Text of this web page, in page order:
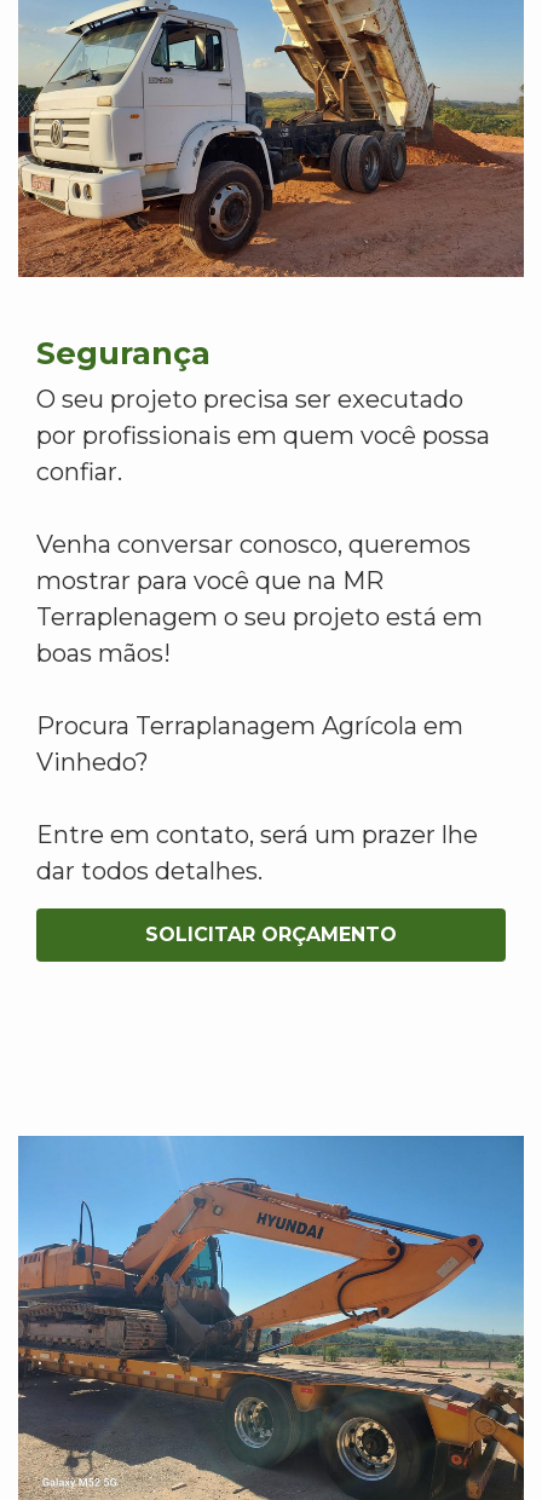
Segurança
O seu projeto precisa ser executado
por profissionais em quem você possa
confiar.
Venha conversar conosco, queremos
mostrar para você que na MR
Terraplenagem o seu projeto está em
boas mãos!
Procura Terraplanagem Agrícola em
Vinhedo?
Entre em contato, será um prazer lhe
dar todos detalhes.
SOLICITAR ORÇAMENTO